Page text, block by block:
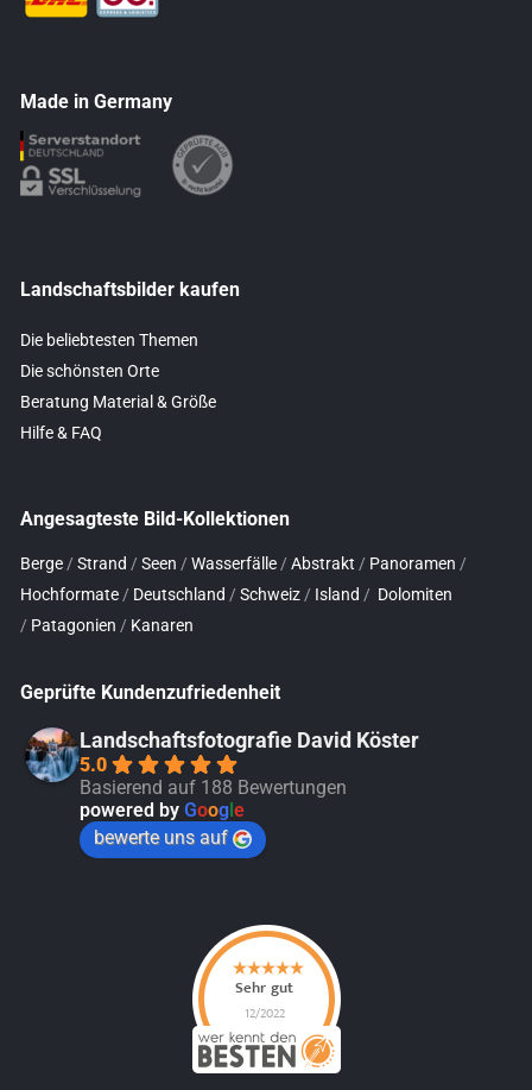
Made in Germany
Landschaftsbilder kaufen
Die beliebtesten Themen
Die schönsten Orte
Beratung Material & Größe
Hilfe & FAQ
Angesagteste Bild-Kollektionen
Berge / Strand / Seen / Wasserfälle / Abstrakt / Panoramen /
Hochformate / Deutschland / Schweiz / Island / Dolomiten
/ Patagonien / Kanaren
Geprüfte Kundenzufriedenheit
Landschaftsfotografie David Köster
5.0
Basierend auf 188 Bewertungen
powered by Google
bewerte uns auf